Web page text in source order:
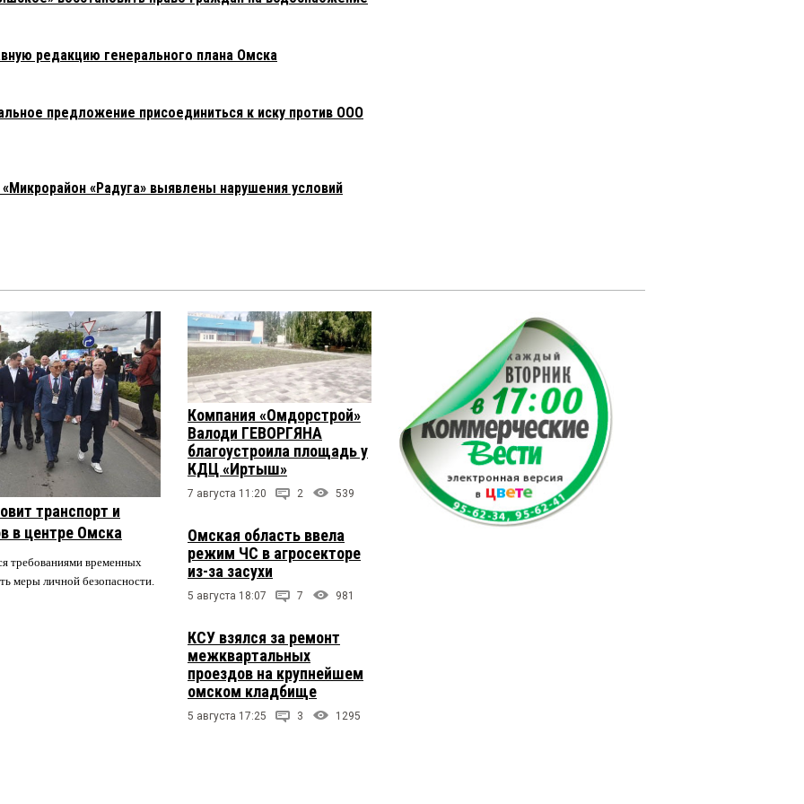
многоквартирных домов, но они почему-то еще
то надо
11:33:
СЕРВИС, давно надо лишить лицензии, как
ними судятся много многоквартирных домов,но
плаву,подумайте кому это надо
такая поганая контора, рядом стоят дома Еврокомфорта и
10:12:
коммунальник» и мы очень довольны. Начиная от уборки
подъезда. Постоянно что-то делают, улучшают,
даже шутим, что у нас элитное жилье))
лишите лицензии!!!!!!!!!!!!!!
редакцию генерального плана Омска
предложение присоединиться к иску против ООО
«Радуга» выявлены нарушения условий
транспорт и
в центре Омска
требованиями временных
меры личной безопасности.
Компания «Омдорстрой»
Валоди ГЕВОРГЯНА
благоустроила площадь у
КДЦ «Иртыш»
7 августа 11:20 2 539
Омская область ввела
режим ЧС в агросекторе
из-за засухи
5 августа 18:07 7 981
КСУ взялся за ремонт
межквартальных
проездов на крупнейшем
омском кладбище
5 августа 17:25 3 1295